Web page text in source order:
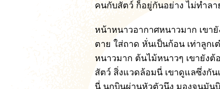
คนกับสัตว์ ก็อยู่กันอย่าง ไม่ทำล
หน้าหนาวอากาศหนาวมาก เขา
ตาย ใส่ถาด หั่นเป็นก้อน เท่าลูก
หนาวมาก ต้นไม้หนาวๆ เขายังต้
สัตว์ สิ่งแวดล้อมนี่ เขาดูแลซึ่งกั
นี่ นกบินผ่านหัวตัวนึง มองจนมัน